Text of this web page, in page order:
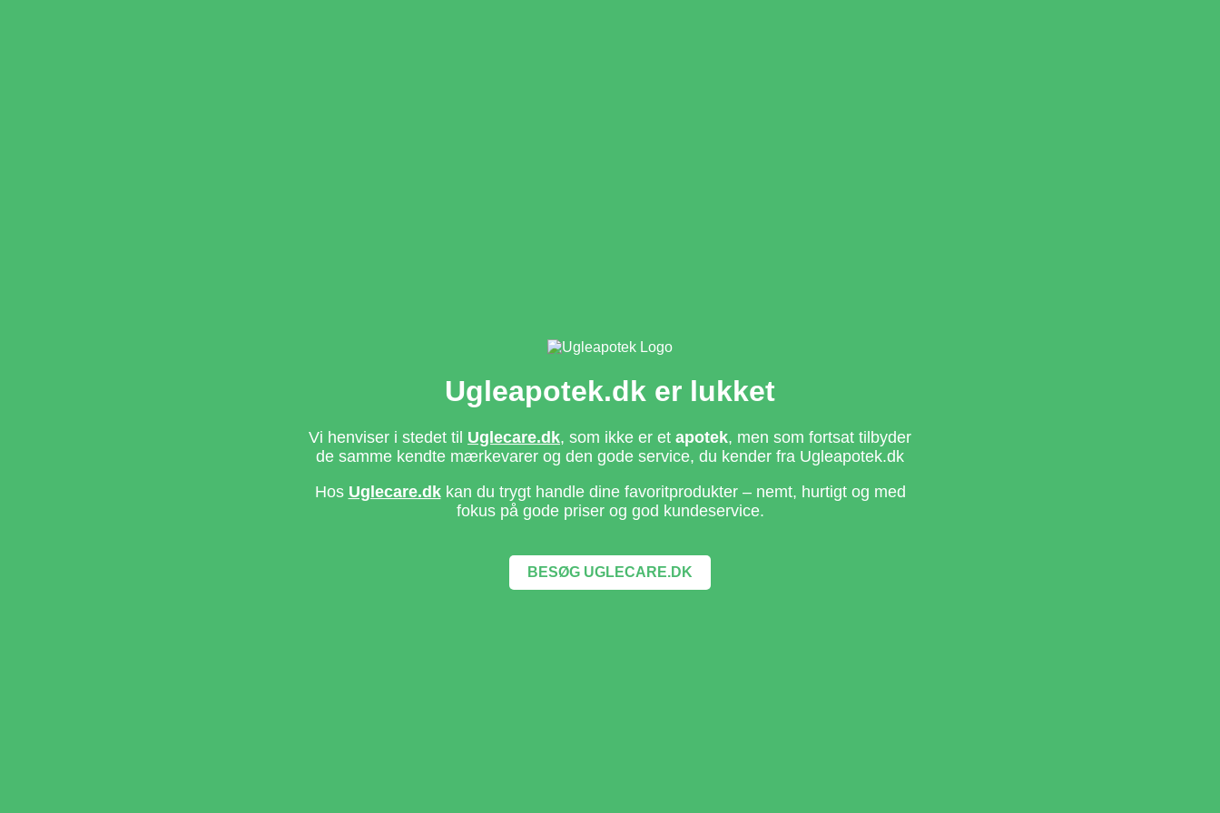
Ugleapotek.dk er lukket
Vi henviser i stedet til Uglecare.dk, som ikke er et apotek, men som fortsat tilbyder
de samme kendte mærkevarer og den gode service, du kender fra Ugleapotek.dk
Hos Uglecare.dkkan du trygt handle dine favoritprodukter – nemt, hurtigt og med
fokus på gode priser og god kundeservice.
BESØG UGLECARE.DK